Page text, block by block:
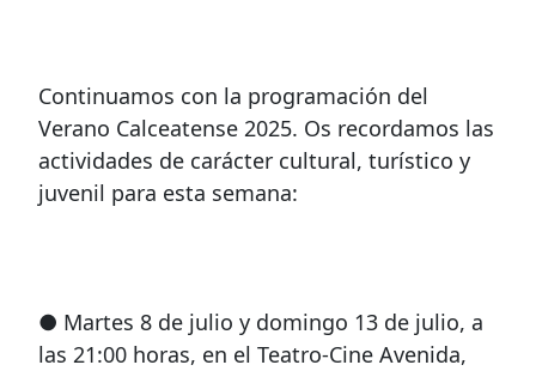
Continuamos con la programación del
Verano Calceatense 2025. Os recordamos las
actividades de carácter cultural, turístico y
juvenil para esta semana:
● Martes 8 de julio y domingo 13 de julio, a
las 21:00 horas, en el Teatro-Cine Avenida,